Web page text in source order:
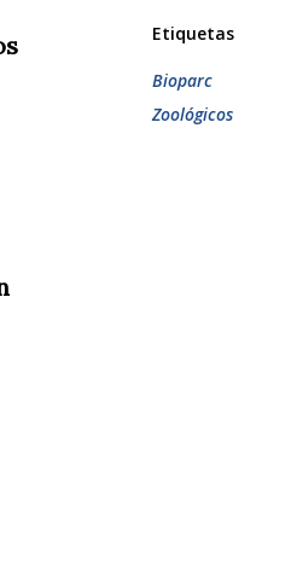
Etiquetas
Bioparc
Zoológicos